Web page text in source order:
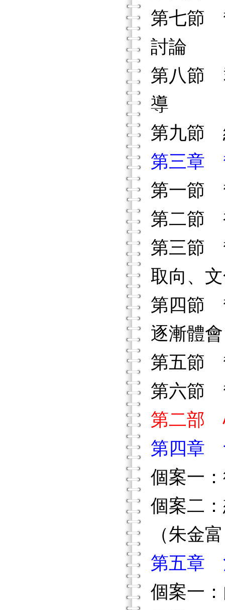
第七節
討論
第八節
導
第九節
第三章
第一節
第二節
第三節
取向、
第四節
逐漸體會
第五節
第六節
第二部
第四章
個案一
個案二
（朱金
第五章
個案一